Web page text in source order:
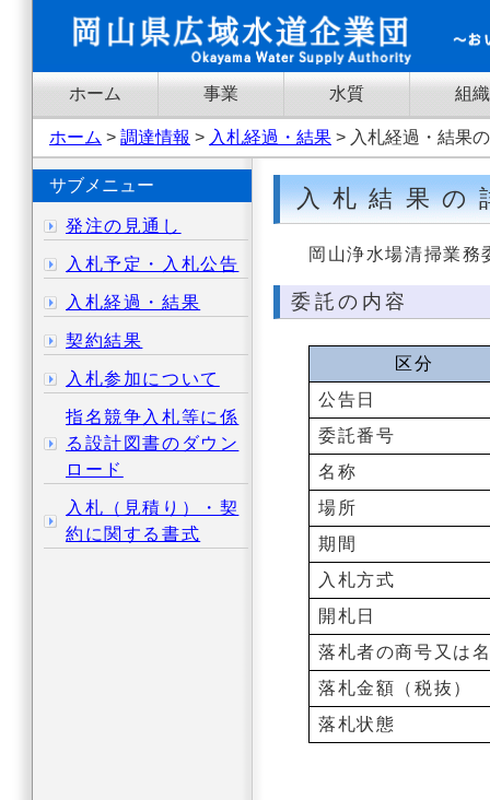
ホーム 事業 水質 組織
ホーム > 調達情報 > 入札経過・結果 > 入札経過・結果
入札結果の
岡山浄水場清掃業
委託の内容
区分
公告日
委託番号
名称
場所
期間
入札方式
開札日
落札者の商号又は
落札金額（税抜）
落札状態
サブメニュー
発注の見通し
入札予定・入札公告
入札経過・結果
契約結果
入札参加について
指名競争入札等に係
る設計図書のダウン
ロード
入札（見積り）・契
約に関する書式